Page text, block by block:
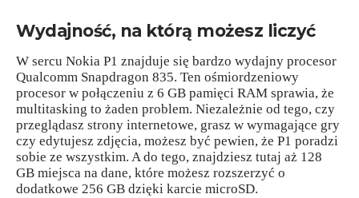
Wydajność, na którą możesz liczyć
W sercu Nokia P1 znajduje się bardzo wydajny procesor
Qualcomm Snapdragon 835. Ten ośmiordzeniowy
procesor w połączeniu z 6 GB pamięci RAM sprawia, że
multitasking to żaden problem. Niezależnie od tego, czy
przeglądasz strony internetowe, grasz w wymagające gry
czy edytujesz zdjęcia, możesz być pewien, że P1 poradzi
sobie ze wszystkim. A do tego, znajdziesz tutaj aż 128
GB miejsca na dane, które możesz rozszerzyć o
dodatkowe 256 GB dzięki karcie microSD.